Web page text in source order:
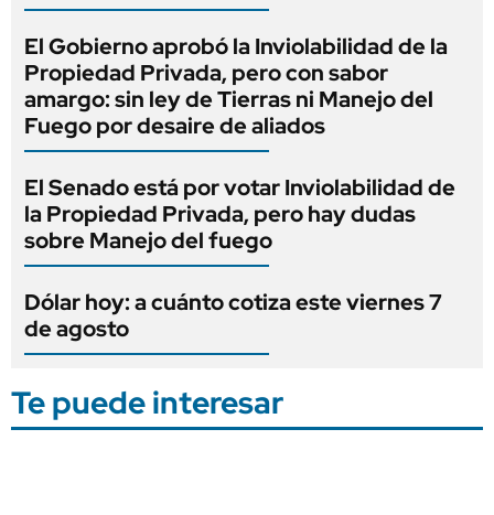
El Gobierno aprobó la Inviolabilidad de la
Propiedad Privada, pero con sabor
amargo: sin ley de Tierras ni Manejo del
Fuego por desaire de aliados
El Senado está por votar Inviolabilidad de
la Propiedad Privada, pero hay dudas
sobre Manejo del fuego
Dólar hoy: a cuánto cotiza este viernes 7
de agosto
Te puede interesar